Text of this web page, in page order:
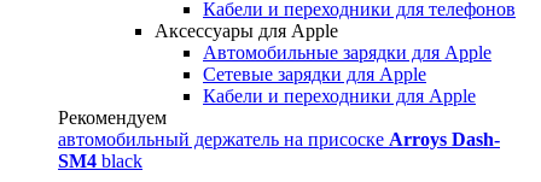
Кабели и переходники для телефонов
Аксессуары для Apple
Автомобильные зарядки для Apple
Сетевые зарядки для Apple
Кабели и переходники для Apple
Рекомендуем
автомобильный держатель на присоске Arroys Dash-
SM4 black